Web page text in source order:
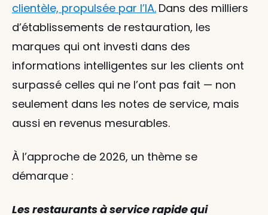
clientèle, propulsée par l’IA. Dans des milliers
d’établissements de restauration, les
marques qui ont investi dans des
informations intelligentes sur les clients ont
surpassé celles qui ne l’ont pas fait — non
seulement dans les notes de service, mais
aussi en revenus mesurables.
À l’approche de 2026, un thème se
démarque :
Les restaurants à service rapide qui